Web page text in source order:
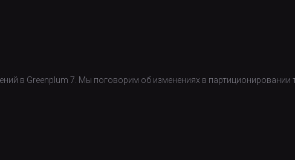
в Greenplum 7. Мы поговорим об изменениях в партиционировании